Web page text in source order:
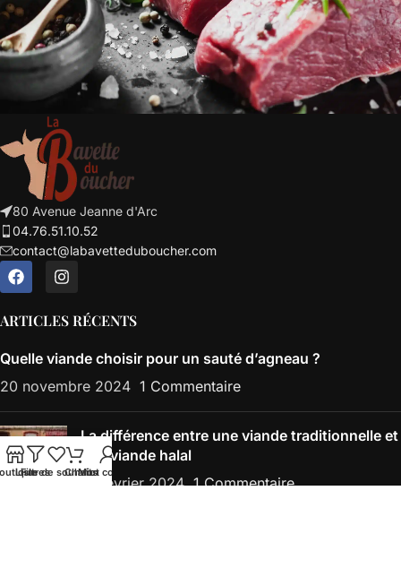
80 Avenue Jeanne d'Arc
04.76.51.10.52
contact@labavetteduboucher.com
ARTICLES RÉCENTS
Quelle viande choisir pour un sauté d’agneau ?
20 novembre 2024 1 Commentaire
La différence entre une viande traditionnelle et
une viande halal
21 février 2024 1 Commentaire
Filtres
Liste de souhaits
Chariot
Mon compte